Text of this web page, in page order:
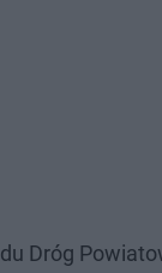
Dróg